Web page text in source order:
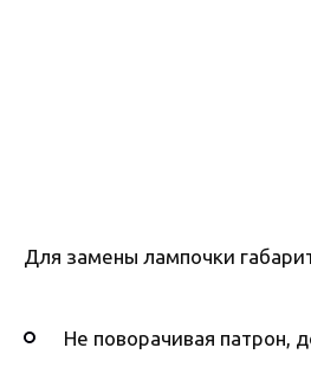
Для замены лампочки
Не поворачивая патрон,